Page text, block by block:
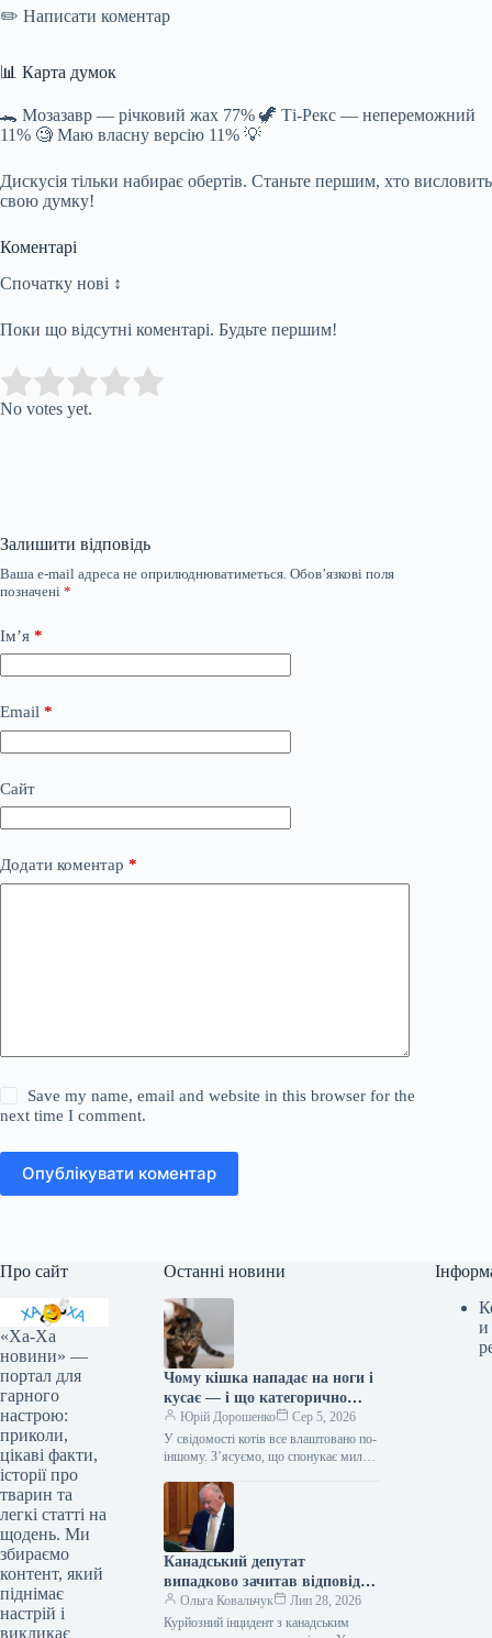
✏️ Написати коментар
📊 Карта думок
🐊 Мозазавр — річковий жах 77% 🦖 Ті-Рекс — непереможний
11% 🧐 Маю власну версію 11% 💡
Дискусія тільки набирає обертів. Станьте першим, хто висловить
свою думку!
Коментарі
Спочатку нові ↕
Поки що відсутні коментарі. Будьте першим!
Rate this item:
No votes yet.
Залишити відповідь
Ваша e-mail адреса не оприлюднюватиметься. Обов’язкові поля
позначені *
Ім’я *
Email *
Сайт
Додати коментар *
Save my name, email and website in this browser for the
next time I comment.
Опублікувати коментар
Про сайт
«Ха-Ха
новини» —
портал для
гарного
настрою:
приколи,
цікаві факти,
історії про
тварин та
легкі статті на
щодень. Ми
збираємо
контент, який
піднімає
настрій і
викликає
Останні новини
Чому кішка нападає на ноги і
кусає — і що категорично
заборонено робити у відповідь
Юрій Дорошенко
Сер 5, 2026
У свідомості котів все влаштовано по-
іншому. З’ясуємо, що спонукає милу
домашнього бешкетника, і як
повернути спокій…
Канадський депутат
випадково зачитав відповідь
від ChatGPT під час промови
(відео)
Ольга Ковальчук
Лип 28, 2026
Курйозний інцидент з канадським
и